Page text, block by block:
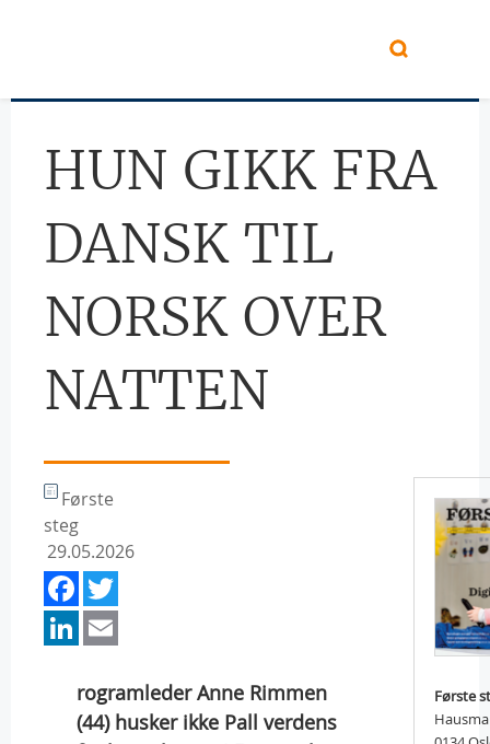
HUN GIKK FRA
DANSK TIL
NORSK OVER
NATTEN
Første
steg
29.05.2026
Facebook
LinkedIn
rogramleder Anne Rimmen
(44) husker ikke Pall verdens
Første